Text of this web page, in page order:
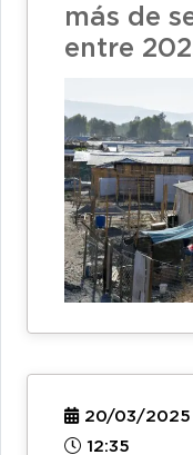
más de
entre
20/03/2025
12:35